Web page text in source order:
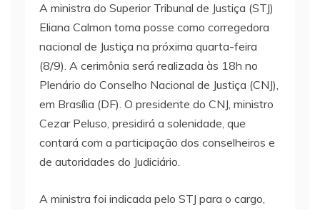
A ministra do Superior Tribunal de Justiça (STJ)
Eliana Calmon toma posse como corregedora
nacional de Justiça na próxima quarta-feira
(8/9). A cerimônia será realizada às 18h no
Plenário do Conselho Nacional de Justiça (CNJ),
em Brasília (DF). O presidente do CNJ, ministro
Cezar Peluso, presidirá a solenidade, que
contará com a participação dos conselheiros e
de autoridades do Judiciário.
A ministra foi indicada pelo STJ para o cargo,